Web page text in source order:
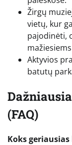
Žirgų
vietų, kur
pajodinėti,
Aktyvios
batutų
(FAQ)
Koks